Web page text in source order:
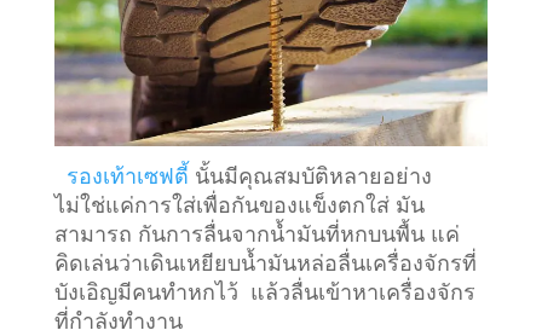
รองเท้าเซฟตี้ นั้นมีคุณสมบัติหลายอย่าง
ไม่ใช่แค่การใส่เพื่อกันของแข็งตกใส่ มัน
สามารถ กันการลื่นจากน้ำมันที่หกบนพื้น แค่
คิดเล่นว่าเดินเหยียบน้ำมันหล่อลื่นเครื่องจักรที่
บังเอิญมีคนทำหกไว้ แล้วลื่นเข้าหาเครื่องจักร
ที่กำลังทำงาน